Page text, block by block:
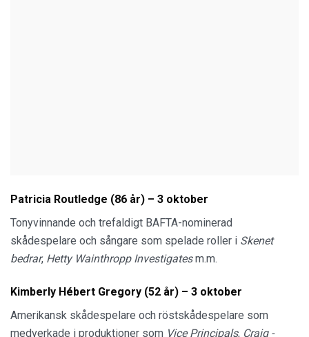
Patricia Routledge (86 år) – 3 oktober
Tonyvinnande och trefaldigt BAFTA-nominerad
skådespelare och sångare som spelade roller i Skenet
bedrar, Hetty Wainthropp Investigatesm.m.
Kimberly Hébert Gregory (52 år) – 3 oktober
Amerikansk skådespelare och röstskådespelare som
medverkade i produktioner som Vice Principals, Craig -